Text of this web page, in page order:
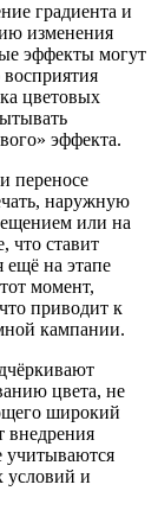
градиента и
изменения
эффекты могут
восприятия
цветовых
эффекта.
переносе
наружную
или на
что ставит
ещё на этапе
момент,
приводит к
кампании.
цвета, не
широкий
внедрения
учитываются
условий и